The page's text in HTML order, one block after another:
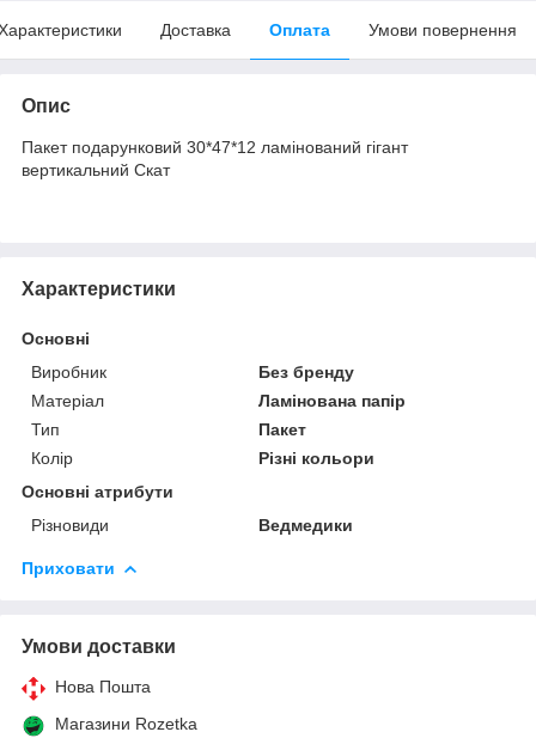
Доставка Оплата Умови повернення
Опис
Пакет подарунковий 30*47*12 ламінований гігант
вертикальний Скат
Характеристики
Основні
Виробник
Без бренду
Матеріал
Ламінована папір
Тип
Пакет
Колір
Різні кольори
Основні атрибути
Різновиди
Ведмедики
Приховати
Умови доставки
Нова Пошта
Магазини Rozetka